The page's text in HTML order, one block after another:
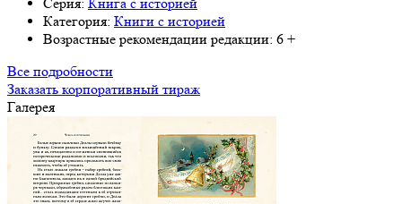
Категория: Книги с историей
Возрастные рекомендации редакции: 6 +
Все подробности
Заказать корпоративный тираж
Галерея